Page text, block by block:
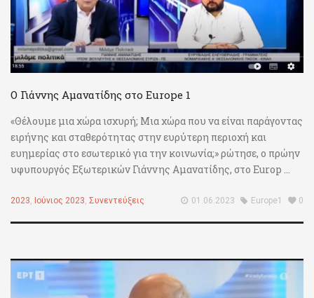
Ο Γιάννης Αμανατίδης στο Europe 1
«Θέλουμε μια χώρα ισχυρή; Μια χώρα που να είναι παράγοντας
ειρήνης και σταθερότητας στην ευρύτερη περιοχή και
ευημερίας στο εσωτερικό για την κοινωνία;» ρώτησε, ο πρώην
υφυπουργός Εξωτερικών Γιάννης Αμανατίδης, στο Europ ...
2023, Ιούνιος 2023, Συνεντεύξεις 01.06.2023 Europe1 0